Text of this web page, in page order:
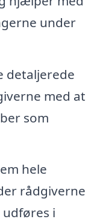
under
detaljerede
med at
som
hele
rådgiverne
i